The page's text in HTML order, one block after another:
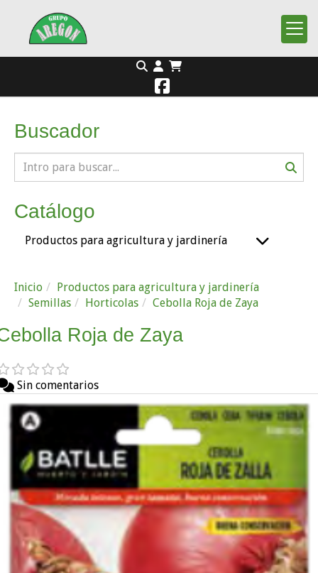
Buscador
Catálogo
Productos para agricultura y jardinería
Inicio
Productos para agricultura y jardinería
Semillas
Horticolas Cebolla Roja de Zaya
Roja de Zaya
Sin comentarios